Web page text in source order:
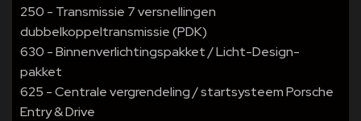
250 - Transmissie 7 versnellingen
dubbelkoppeltransmissie (PDK)
630 - Binnenverlichtingspakket / Licht-Design-
pakket
625 - Centrale vergrendeling / startsysteem Porsche
Entry & Drive